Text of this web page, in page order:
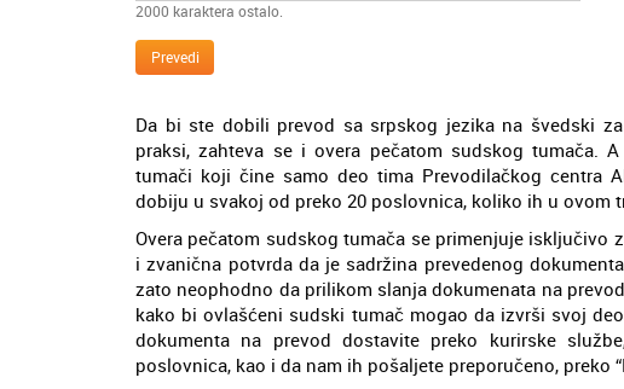
2000 karaktera ostalo.
Prevedi
Da bi ste dobili prevod sa srpskog jezika na švedski
praksi, zahteva se i overa pečatom sudskog tumača.
tumači koji čine samo deo tima Prevodilačkog centra
dobiju u svakoj od preko 20 poslovnica, koliko ih u ovom
Overa pečatom sudskog tumača se primenjuje isključivo
i zvanična potvrda da je sadržina prevedenog
zato neophodno da prilikom slanja dokumenata na
kako bi ovlašćeni sudski tumač mogao da izvrši svoj
dokumenta na prevod dostavite preko kurirske
poslovnica, kao i da nam ih pošaljete preporučeno, preko